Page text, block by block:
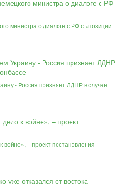
министра о диалоге с РФ с «позиции
- Россия признает ЛДНР в случае
войне», – проект постановления